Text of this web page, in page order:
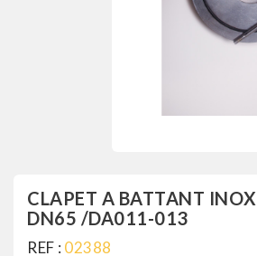
CLAPET A BATTANT
DN65 /DA011-013
REF : 02388